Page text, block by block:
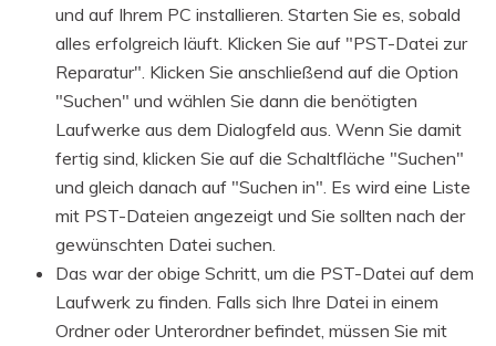
und auf Ihrem PC installieren. Starten Sie es, sobald
alles erfolgreich läuft. Klicken Sie auf "PST-Datei zur
Reparatur". Klicken Sie anschließend auf die Option
"Suchen" und wählen Sie dann die benötigten
Laufwerke aus dem Dialogfeld aus. Wenn Sie damit
fertig sind, klicken Sie auf die Schaltfläche "Suchen"
und gleich danach auf "Suchen in". Es wird eine Liste
mit PST-Dateien angezeigt und Sie sollten nach der
gewünschten Datei suchen.
Das war der obige Schritt, um die PST-Datei auf dem
Laufwerk zu finden. Falls sich Ihre Datei in einem
Ordner oder Unterordner befindet, müssen Sie mit